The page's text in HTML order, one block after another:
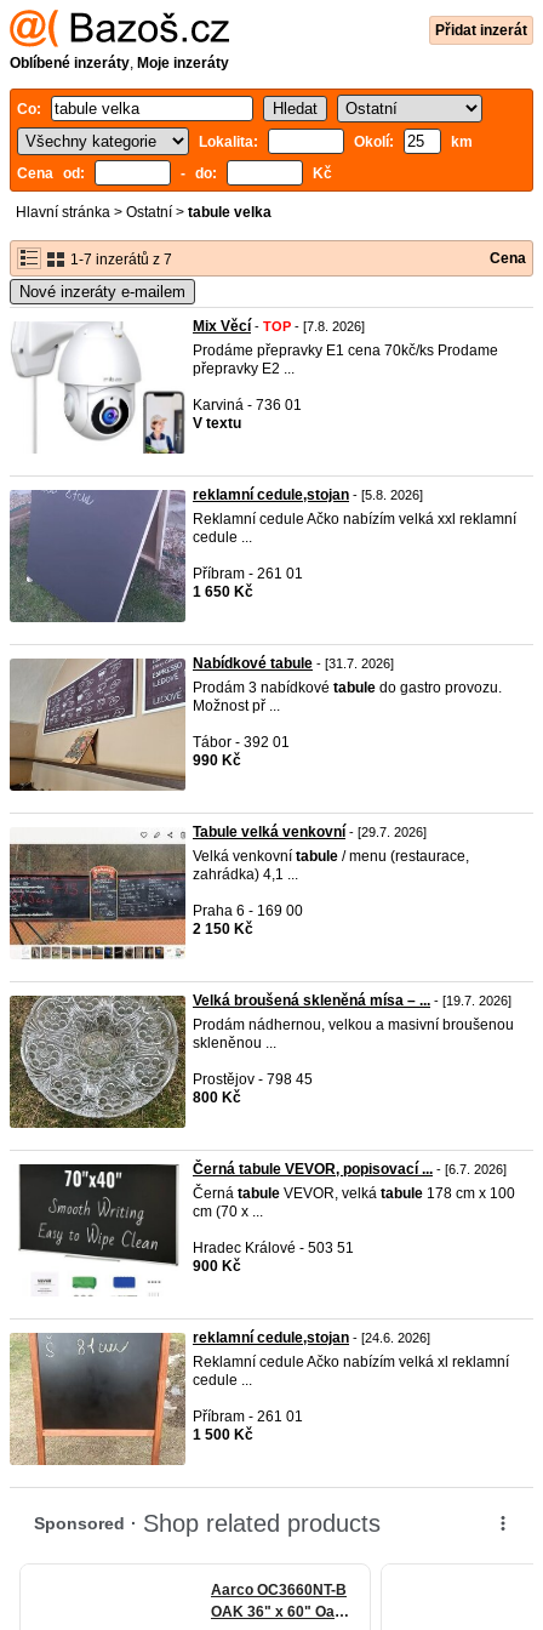
Přidat inzerát
Oblíbené inzeráty, Moje inzeráty
Co:
Lokalita:
Okolí:
km
Cena od:
- do: Kč
Hlavní stránka > Ostatní > tabule velka
1-7 inzerátů z 7 Cena
Nové inzeráty e-mailem
Mix Věcí - TOP - [7.8. 2026]
Prodáme přepravky E1 cena 70kč/ks Prodame
přepravky E2 ...
Karviná - 736 01
V textu
reklamní cedule,stojan - [5.8. 2026]
Reklamní cedule Ačko nabízím velká xxl reklamní
cedule ...
Příbram - 261 01
1 650 Kč
Nabídkové tabule - [31.7. 2026]
Prodám 3 nabídkové tabule do gastro provozu.
Možnost př ...
Tábor - 392 01
990 Kč
Tabule velká venkovní - [29.7. 2026]
Velká venkovní tabule / menu (restaurace,
zahrádka) 4,1 ...
Praha 6 - 169 00
2 150 Kč
Velká broušená skleněná mísa – ... - [19.7. 2026]
Prodám nádhernou, velkou a masivní broušenou
skleněnou ...
Prostějov - 798 45
800 Kč
Černá tabule VEVOR, popisovací ... - [6.7. 2026]
Černá tabule VEVOR, velká tabule 178 cm x 100
cm (70 x ...
Hradec Králové - 503 51
900 Kč
reklamní cedule,stojan - [24.6. 2026]
Reklamní cedule Ačko nabízím velká xl reklamní
cedule ...
Příbram - 261 01
1 500 Kč